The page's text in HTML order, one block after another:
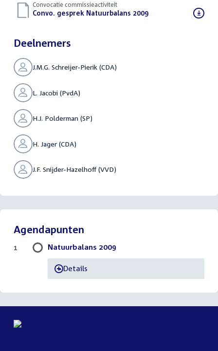
Convocatie commissieactiviteit
Download
Convo. gesprek Natuurbalans 2009(PDF)
Deelnemers
J.M.G. Schreijer-Pierik (CDA)
L. Jacobi (PvdA)
H.J. Polderman (SP)
H. Jager (CDA)
J.F. Snijder-Hazelhoff (VVD)
Agendapunten
Natuurbalans 2009
-Details
1